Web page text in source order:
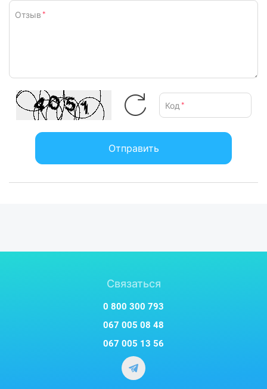
Отзыв *
Код *
Отправить
Связаться
0 800 300 793
067 005 08 48
067 005 13 56